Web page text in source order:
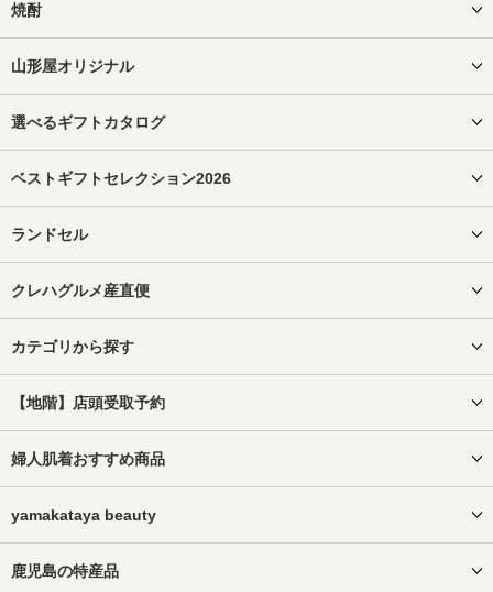
焼酎
山形屋オリジナル
選べるギフトカタログ
ベストギフトセレクション2026
ランドセル
クレハグルメ産直便
カテゴリから探す
【地階】店頭受取予約
婦人肌着おすすめ商品
yamakataya beauty
鹿児島の特産品